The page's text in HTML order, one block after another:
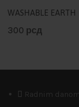
WASHABLE EARTH
300 рсд
Radnim